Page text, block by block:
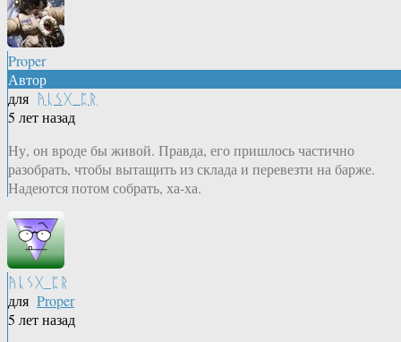
Proper
Автор
для ᚤᚳᛊᚷ_ᛈᚱ
5 лет назад
Ну, он вроде бы живой. Правда, его пришлось частично
разобрать, чтобы вытащить из склада и перевезти на барже.
Надеются потом собрать, ха-ха.
ᚤᚳᛊᚷ_ᛈᚱ
для Proper
5 лет назад